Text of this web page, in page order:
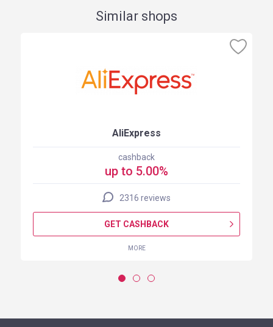
Similar shops
AliExpress
cashback
up to 5.00%
2316 reviews
GET CASHBACK
MORE